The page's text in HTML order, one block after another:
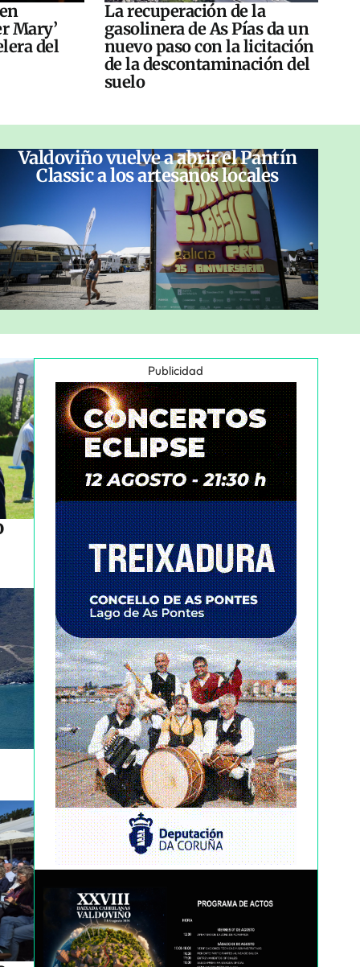
Mary’
del
La recuperación de la
gasolinera de As Pías da un
nuevo paso con la licitación
de la descontaminación del
suelo
Valdoviño vuelve a abrir el Pantín
Classic a los artesanos locales
Publicidad